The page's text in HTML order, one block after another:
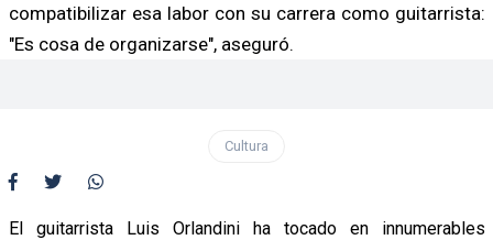
compatibilizar esa labor con su carrera como guitarrista:
"Es cosa de organizarse", aseguró.
Cultura
El guitarrista Luis Orlandini ha tocado en innumerables